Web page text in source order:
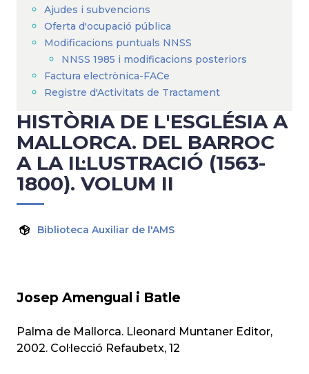
Ajudes i subvencions
Oferta d'ocupació pública
Modificacions puntuals NNSS
NNSS 1985 i modificacions posteriors
Factura electrònica-FACe
Registre d'Activitats de Tractament
HISTÒRIA DE L'ESGLÉSIA A
MALLORCA. DEL BARROC
A LA IL·LUSTRACIÓ (1563-
1800). VOLUM II
Biblioteca Auxiliar de l'AMS
Josep Amengual i Batle
Palma de Mallorca. Lleonard Muntaner Editor,
2002. Col·lecció Refaubetx, 12